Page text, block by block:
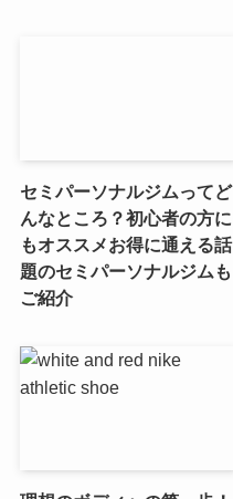
セミパーソナルジムってど
んなところ？初心者の方に
もオススメお得に通える話
題のセミパーソナルジムも
ご紹介